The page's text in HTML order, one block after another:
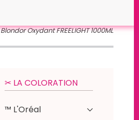
Blondor Oxydant FREELIGHT 1000ML
✂︎ LA COLORATION
™ L'Oréal